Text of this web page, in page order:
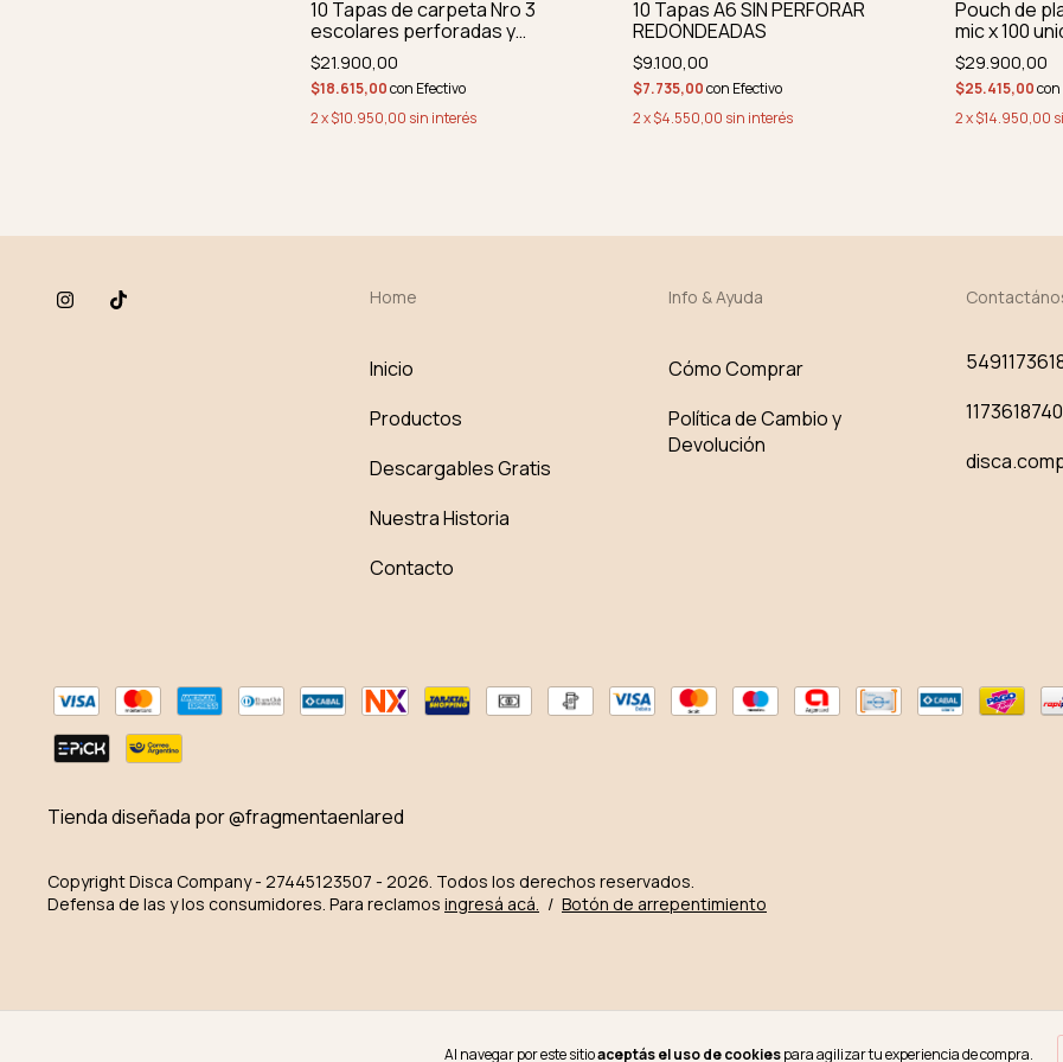
Al navegar por este sitioaceptás el uso de cookiespara agilizar tu experiencia de compra.
10 Tapas de carpeta Nro 3
escolares perforadas y
redondeadas
$21.900,00
$18.615,00con Efectivo
2x$10.950,00 sin interés
10 Tapas A6 SIN PERFORAR
REDONDEADAS
$9.100,00
$7.735,00con Efectivo
2x$4.550,00 sin interés
Pouch de
mic x 100
$29.900,00
$25.415,00con
2x$14.950,00
Home
Inicio
Productos
Descargables Gratis
Nuestra Historia
Contacto
Info & Ayuda
Cómo Comprar
Política de Cambio y
Devolución
1173618740
Tienda diseñada por @fragmentaenlared
Copyright Disca Company - 27445123507 - 2026. Todos los derechos reservados.
Defensa de las y los consumidores. Para reclamos ingresá acá. / Botón de arrepentimiento